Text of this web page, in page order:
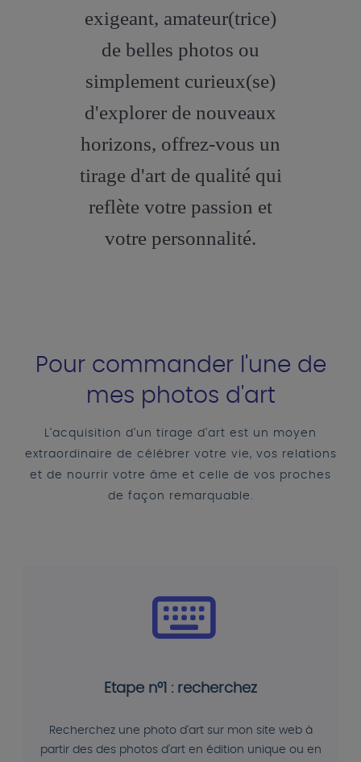
exigeant, amateur(trice)
de belles photos ou
simplement curieux(se)
d'explorer de nouveaux
horizons, offrez-vous un
tirage d'art de qualité qui
reflète votre passion et
votre personnalité.
Pour commander l'une de
mes photos d'art
L'acquisition d'un tirage d'art est un moyen
extraordinaire de célébrer votre vie, vos relations
et de nourrir votre âme et celle de vos proches
de façon remarquable.
Etape n°1 : recherchez
Recherchez une photo d'art sur mon site web à
partir des des photos d'art en édition unique ou en